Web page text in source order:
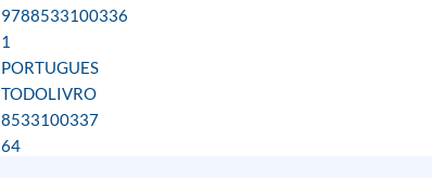
9788533100336
1
PORTUGUES
TODOLIVRO
8533100337
64